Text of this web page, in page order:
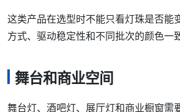
这类产品在选型时不能只看灯珠是否能
方式、驱动稳定性和不同批次的颜色一
舞台和商业空间
舞台灯、酒吧灯、展厅灯和商业橱窗需